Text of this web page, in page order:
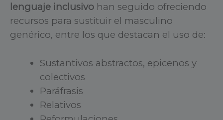
lenguaje inclusivo han seguido ofreciendo
recursos para sustituir el masculino
genérico, entre los que destacan el uso de:
Sustantivos abstractos, epicenos y
colectivos
Paráfrasis
Relativos